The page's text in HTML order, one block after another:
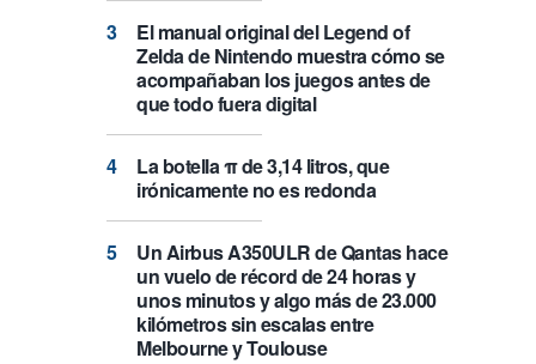
El manual original del Legend of
Zelda de Nintendo muestra cómo se
acompañaban los juegos antes de
que todo fuera digital
La botella π de 3,14 litros, que
irónicamente no es redonda
Un Airbus A350ULR de Qantas hace
un vuelo de récord de 24 horas y
unos minutos y algo más de 23.000
kilómetros sin escalas entre
Melbourne y Toulouse